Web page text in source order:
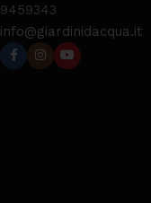
9459343
info@giardinidacqua.it